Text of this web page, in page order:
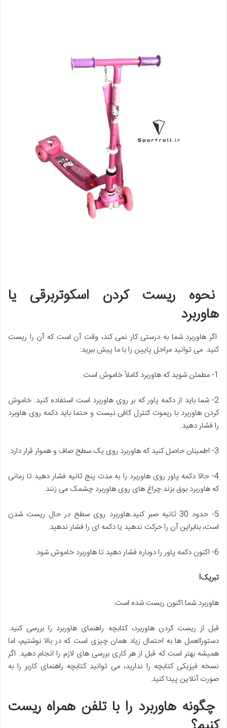
نحوه ریست کردن اسکوتربرقی یا
هاوربرد
اگر هاوربرد شما به درستی کار نمی کند، وقت آن است که آن را ریست
کنید. می توانید مراحل پایین را با ما پیش ببرید:
1- مطمئن شوید که هاوربرد کاملاً خاموش است.
2- شما باید از دکمه پاور که بر روی هاوربرد است استفاده کنید. خاموش
کردن هاوربرد با ریموت کنترل کافی نیست و حتما باید دکمه روی هاوبرد
را فشار دهید.
3- اطمینان حاصل کنید که هاوربرد روی یک سطح صاف و هموار قرار دارد.
4- حالا دکمه پاور روی هاوربرد را به مدت پنج ثانیه فشار دهید تا زمانی
که هاوربرد بوق بزند.چراغ های روی هاوربرد چشمک می زنند.
5- حدود 30 ثانیه صبر کنید.هاوربرد روی سطح در حال ریست شدن
است، بنابراین آن را حرکت ندهید یا دکمه ای را فشار ندهید.
6- اکنون دکمه پاور را دوباره فشار دهید تا هاوربرد خاموش شود.
تبریک!
هاوربرد شما اکنون ریست شده است.
قبل از ریست کردن هاوربرد، کتابچه راهنمای هاوربرد را بررسی کنید.
دستورالعمل ها به احتمال زیاد همان چیزی است که در بالا نوشتیم، اما
همیشه بهتر است که قبل از هر کاری بررسی های لازم را انجام دهید. اگر
نسخه فیزیکی کتابچه را ندارید، می توانید کتابچه راهنمای کاربر را به
صورت آنلاین پیدا کنید.
چگونه هاوربرد را با تلفن همراه ریست